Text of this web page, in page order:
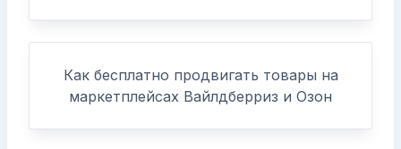
Как бесплатно продвигать товары на
маркетплейсах Вайлдберриз и Озон